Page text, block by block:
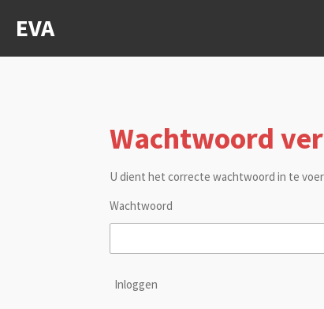
direct
EVA
Wachtwoord
U dient het correcte wachtwoord in te
Wachtwoord
Inloggen